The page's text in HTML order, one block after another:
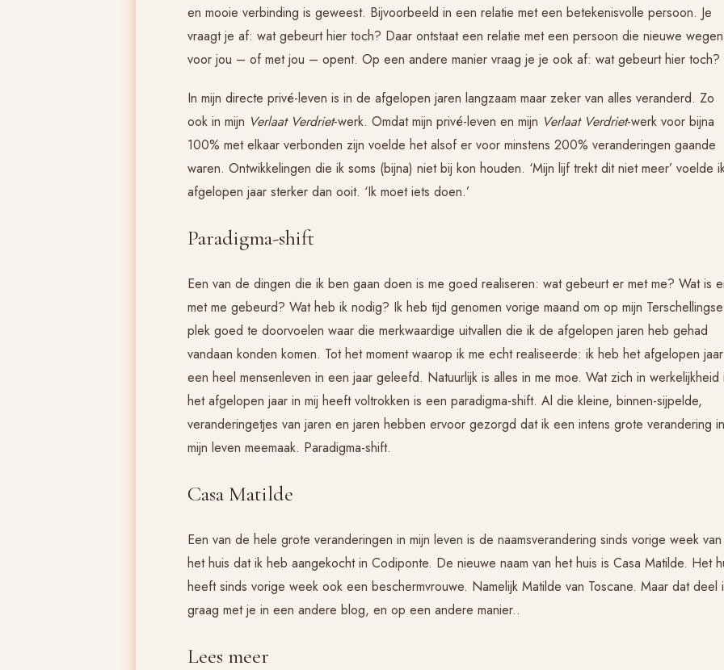
en mooie verbinding is geweest. Bijvoorbeeld in een relatie met een betekenisvolle persoon. Je
vraagt je af: wat gebeurt hier toch? Daar ontstaat een relatie met een persoon die nieuwe wegen
voor jou – of met jou – opent. Op een andere manier vraag je je ook af: wat gebeurt hier toch?
In mijn directe privé-leven is in de afgelopen jaren langzaam maar zeker van alles veranderd. Zo
ook in mijn Verlaat Verdriet-werk. Omdat mijn privé-leven en mijn Verlaat Verdriet-werk voor bijna
100% met elkaar verbonden zijn voelde het alsof er voor minstens 200% veranderingen gaande
waren. Ontwikkelingen die ik soms (bijna) niet bij kon houden. ‘Mijn lijf trekt dit niet meer’ voelde
afgelopen jaar sterker dan ooit. ‘Ik moet iets doen.’
Paradigma-shift
Een van de dingen die ik ben gaan doen is me goed realiseren: wat gebeurt er met me? Wat is
met me gebeurd? Wat heb ik nodig? Ik heb tijd genomen vorige maand om op mijn Terschellingse
plek goed te doorvoelen waar die merkwaardige uitvallen die ik de afgelopen jaren heb gehad
vandaan konden komen. Tot het moment waarop ik me echt realiseerde: ik heb het afgelopen jaar
een heel mensenleven in een jaar geleefd. Natuurlijk is alles in me moe. Wat zich in werkelijkheid
het afgelopen jaar in mij heeft voltrokken is een paradigma-shift. Al die kleine, binnen-sijpelde,
veranderingetjes van jaren en jaren hebben ervoor gezorgd dat ik een intens grote verandering in
mijn leven meemaak. Paradigma-shift.
Casa Matilde
Een van de hele grote veranderingen in mijn leven is de naamsverandering sinds vorige week van
het huis dat ik heb aangekocht in Codiponte. De nieuwe naam van het huis is Casa Matilde. Het
heeft sinds vorige week ook een beschermvrouwe. Namelijk Matilde van Toscane. Maar dat deel
graag met je in een andere blog, en op een andere manier..
Lees meer